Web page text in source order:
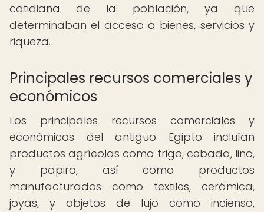
cotidiana de la población, ya que
determinaban el acceso a bienes, servicios y
riqueza.
Principales recursos comerciales y
económicos
Los principales recursos comerciales y
económicos del antiguo Egipto incluían
productos agrícolas como trigo, cebada, lino,
y papiro, así como productos
manufacturados como textiles, cerámica,
joyas, y objetos de lujo como incienso,